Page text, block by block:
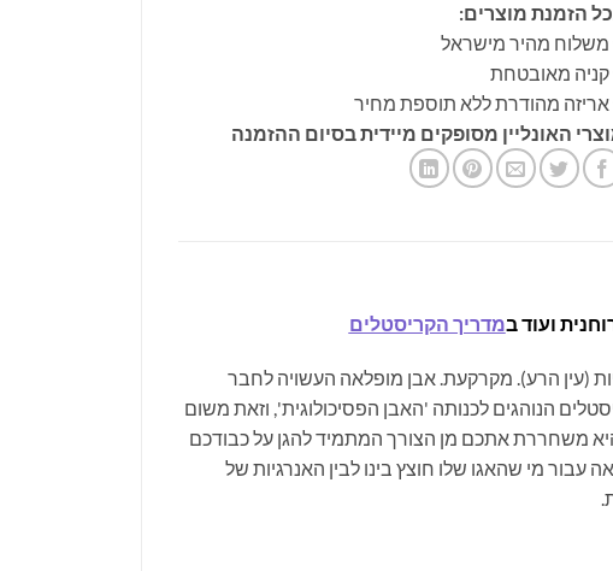
הזמנת מוצרים:
משלוח מהיר מישראל
קניה מאובטחת
אריזה מהודרת ללא תוספת מחיר
האונליין מסופקים מיידית בסיום ההזמנה
ועוד במדריך הקריסטלים
(עין הרע). מקרקעת. אבן מופלאה העשויה לחבר
הנוהגים לכנותה 'האבן הפסיכולוגית', וזאת משום
משחררת אתכם מן הצורך המתמיד להגן על כבודכם
מי שהאגו שלו חוצץ בינו לבין האנרגיות של